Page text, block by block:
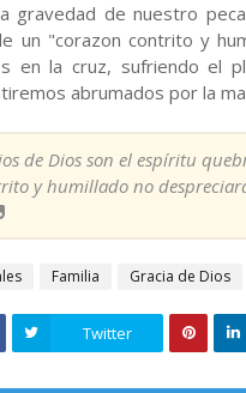
gravedad de nuestro
un "corazon contrito y
en la cruz, sufriendo el
abrumados por la
de Dios son el espíritu
y humillado no
Familia Gracia de Dios
Twitter